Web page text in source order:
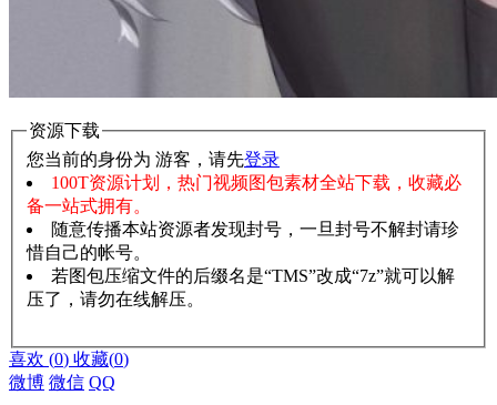
资源下载
您当前的身份为 游客，请先登录
100T资源计划，热门视频图包素材全站下载，收藏必
备一站式拥有。
随意传播本站资源者发现封号，一旦封号不解封请珍
惜自己的帐号。
若图包压缩文件的后缀名是“TMS”改成“7z”就可以解
压了，请勿在线解压。
喜欢 (0) 收藏(0)
微博 微信 QQ